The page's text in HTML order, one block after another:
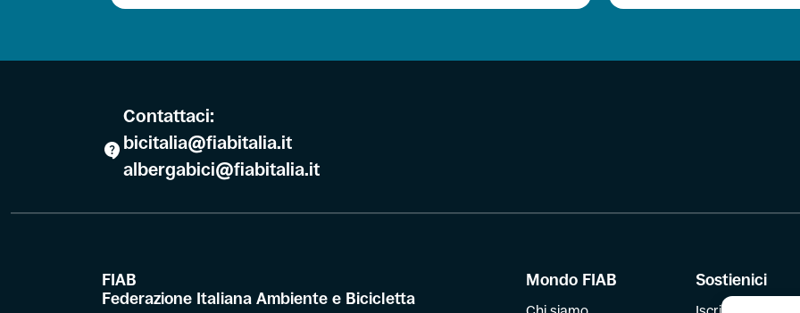
Contattaci:
bicitalia@fiabitalia.it
albergabici@fiabitalia.it
FIAB
Federazione Italiana Ambiente e Bicicletta
Mondo FIAB Sostienici